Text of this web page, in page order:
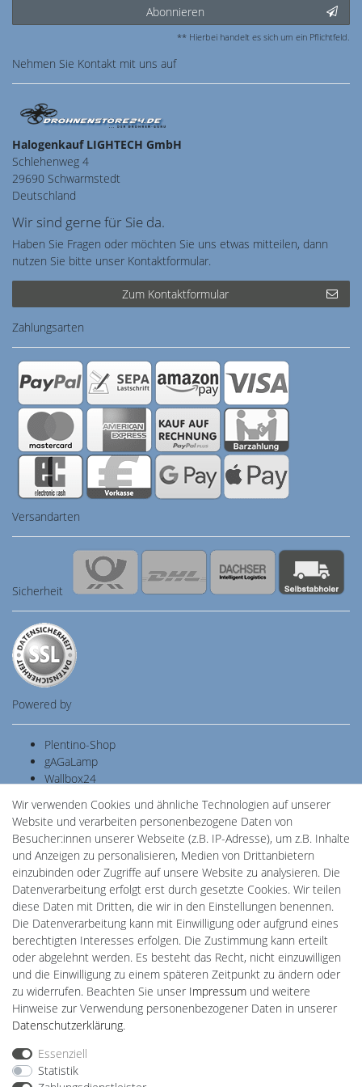
Abonnieren
** Hierbei handelt es sich um ein Pflichtfeld.
Nehmen Sie Kontakt mit uns auf
Halogenkauf LIGHTECH GmbH
Schlehenweg 4
29690 Schwarmstedt
Deutschland
Wir sind gerne für Sie da.
Haben Sie Fragen oder möchten Sie uns etwas mitteilen, dann
nutzen Sie bitte unser Kontaktformular.
Zum Kontaktformular
Zahlungsarten
Versandarten
Sicherheit
Powered by
Plentino-Shop
gAGaLamp
Wallbox24
Batteriespeicher
PlentiSolar
Gebrauchtlicht
Ledkauf
DEYESOLAR
Lightech Connect
CardanLight Europe
FORTIMO LEDs
LED-RETROSHOP
MeinUSB
Impressum
Barrierefreiheitserklärung
Wir verwenden Cookies und ähnliche Technologien auf unserer
Website und verarbeiten personenbezogene Daten von
Besucher:innen unserer Webseite (z.B. IP-Adresse), um z.B. Inhalte
und Anzeigen zu personalisieren, Medien von Drittanbietern
einzubinden oder Zugriffe auf unsere Website zu analysieren. Die
Datenverarbeitung erfolgt erst durch gesetzte Cookies. Wir teilen
diese Daten mit Dritten, die wir in den Einstellungen benennen.
Die Datenverarbeitung kann mit Einwilligung oder aufgrund eines
berechtigten Interesses erfolgen. Die Zustimmung kann erteilt
oder abgelehnt werden. Es besteht das Recht, nicht einzuwilligen
und die Einwilligung zu einem späteren Zeitpunkt zu ändern oder
zu widerrufen. Beachten Sie unser Impressum und weitere
Hinweise zur Verwendung personenbezogener Daten in unserer
Daten­schutz­erklärung.
Essenziell
Statistik